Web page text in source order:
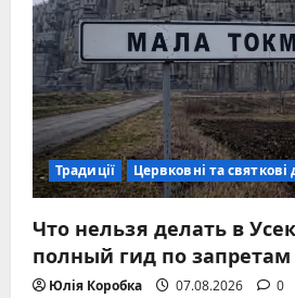
Традиції Цервковні та святкові
Что нельзя делать в
полный гид по
Юлія Коробка 07.08.2026 0